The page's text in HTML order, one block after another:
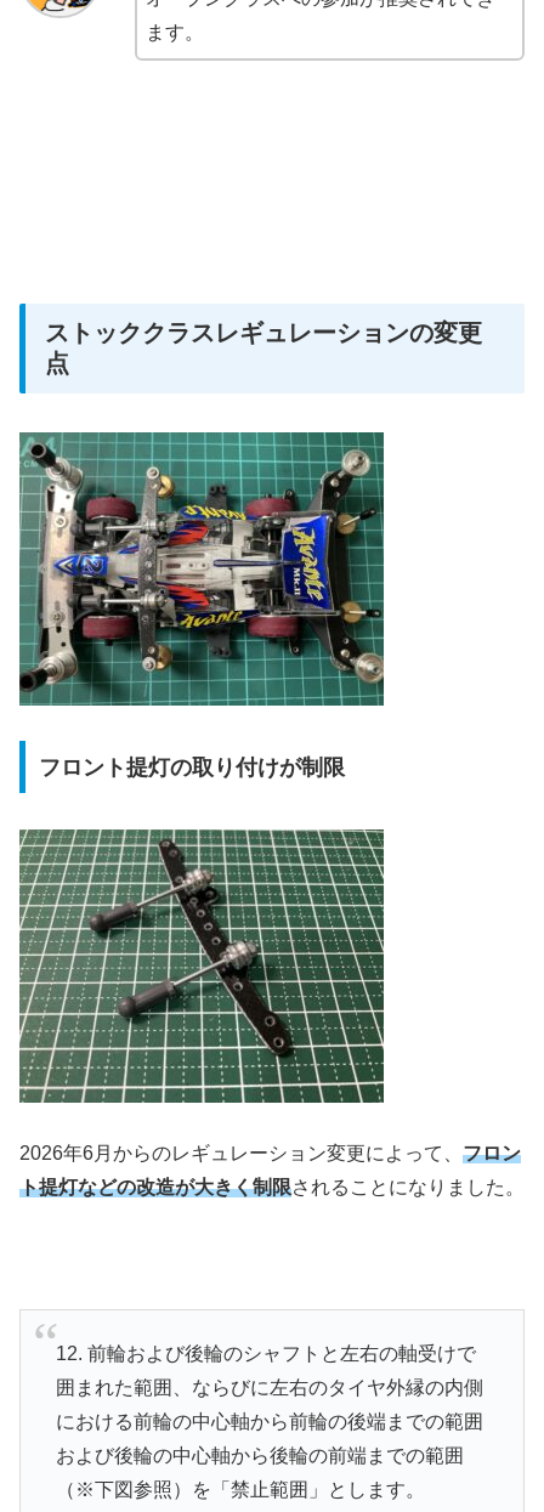
ます。
ストッククラスレギュレーションの変更
点
フロント提灯の取り付けが制限
2026年6月からのレギュレーション変更によって、 フロン
ト提灯などの改造が大きく制限されることになりました。
12. 前輪および後輪のシャフトと左右の軸受けで
囲まれた範囲、ならびに左右のタイヤ外縁の内側
における前輪の中心軸から前輪の後端までの範囲
および後輪の中心軸から後輪の前端までの範囲
（※下図参照）を「禁止範囲」とします。